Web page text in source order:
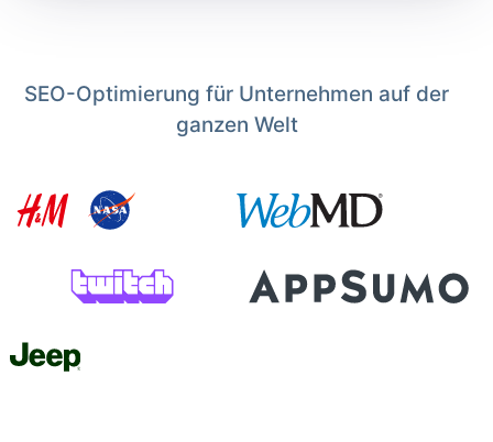
SEO-Optimierung für Unternehmen auf der
ganzen Welt